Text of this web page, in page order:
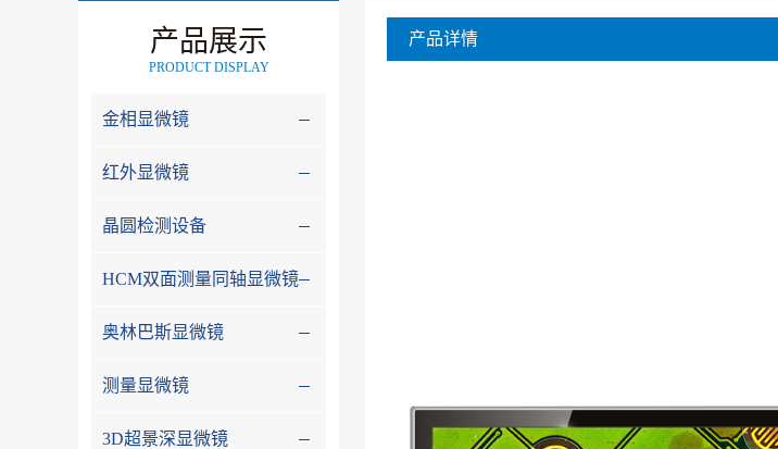
产品展示
PRODUCT DISPLAY
金相显微镜
红外显微镜
晶圆检测设备
HCM双面测量同轴显微镜
奥林巴斯显微镜
测量显微镜
3D超景深显微镜
产品详情